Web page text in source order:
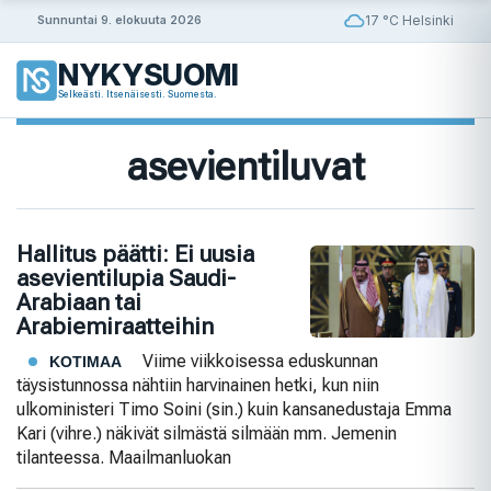
Sunnuntai 9. elokuuta 2026 17 °C Helsinki
NYKYSUOMI
Selkeästi. Itsenäisesti. Suomesta.
asevientiluvat
Hallitus päätti: Ei uusia
asevientilupia Saudi-
Arabiaan tai
Arabiemiraatteihin
KOTIMAA
Viime viikkoisessa eduskunnan
täysistunnossa nähtiin harvinainen hetki, kun niin
ulkoministeri Timo Soini (sin.) kuin kansanedustaja Emma
Kari (vihre.) näkivät silmästä silmään mm. Jemenin
tilanteessa. Maailmanluokan